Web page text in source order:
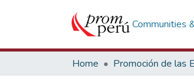
Communities
Home